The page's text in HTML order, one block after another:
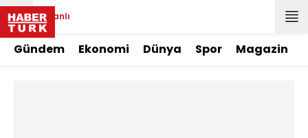
Canlı
Gündem Ekonomi Dünya Spor Magazin